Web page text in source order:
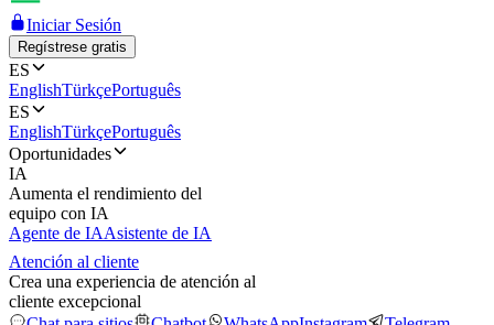
Iniciar Sesión
Regístrese gratis
ES
EnglishTürkçePortuguês
ES
EnglishTürkçePortuguês
Oportunidades
IA
Aumenta el rendimiento del
equipo con IA
Agente de IAAsistente de IA
Atención al cliente
Crea una experiencia de atención al
cliente excepcional